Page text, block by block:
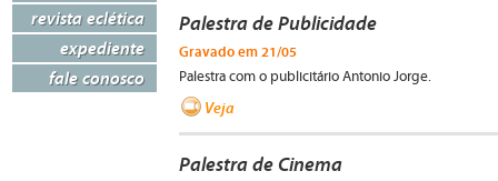
revista eclética
expediente
fale conosco
Palestra de Publicidade
Gravado em 21/05
Palestra com o publicitário Antonio Jorge.
Veja
Palestra de Cinema